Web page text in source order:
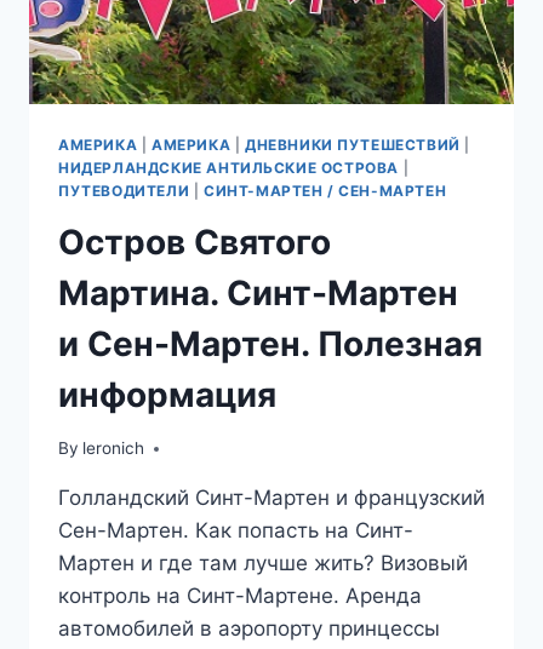
АМЕРИКА АМЕРИКА ДНЕВНИКИ ПУТЕШЕСТВИЙ
НИДЕРЛАНДСКИЕ АНТИЛЬСКИЕ ОСТРОВА
ПУТЕВОДИТЕЛИ
СИНТ-МАРТЕН / СЕН-МАРТЕН
Остров Святого
Мартина. Синт-Мартен
и Сен-Мартен. Полезная
информация
By leronich
Голландский Синт-Мартен и французский
Сен-Мартен. Как попасть на Синт-
Мартен и где там лучше жить? Визовый
контроль на Синт-Мартене. Аренда
автомобилей в аэропорту принцессы